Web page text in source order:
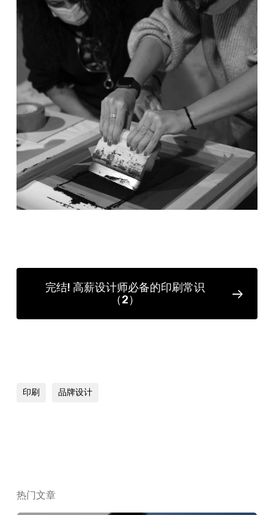
完结! 高薪设计师必备的印刷常识
（2）
印刷 品牌设计
热门文章